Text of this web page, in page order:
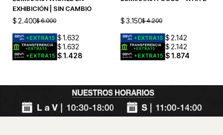
EXHIBICIÓN | SIN CAMBIO
$ 2.400$ 6.000
$1.632
$1.632
$1.428
$ 3.150$ 4.200
$ 2.142
$ 2.142
$ 1.874